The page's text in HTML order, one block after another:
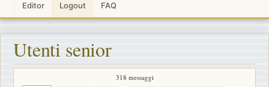
Editor Logout FAQ
Utenti senior
318 messaggi